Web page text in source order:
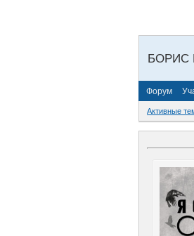
БОРИС
Форум
Активные